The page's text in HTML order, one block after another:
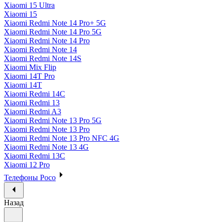
Xiaomi 15 Ultra
Xiaomi 15
Xiaomi Redmi Note 14 Pro+ 5G
Xiaomi Redmi Note 14 Pro 5G
Xiaomi Redmi Note 14 Pro
Xiaomi Redmi Note 14
Xiaomi Redmi Note 14S
Xiaomi Mix Flip
Xiaomi 14T Pro
Xiaomi 14T
Xiaomi Redmi 14C
Xiaomi Redmi 13
Xiaomi Redmi A3
Xiaomi Redmi Note 13 Pro 5G
Xiaomi Redmi Note 13 Pro
Xiaomi Redmi Note 13 Pro NFC 4G
Xiaomi Redmi Note 13 4G
Xiaomi Redmi 13C
Xiaomi 12 Pro
Телефоны Poco
Назад